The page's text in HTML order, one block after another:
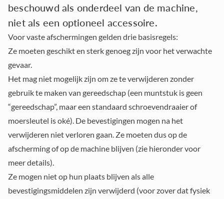
beschouwd als onderdeel van de machine,
niet als een optioneel accessoire.
Voor vaste afschermingen gelden drie basisregels:
Ze moeten geschikten sterk genoeg zijn voor het verwachte
gevaar.
Het mag niet mogelijk zijn om ze te verwijderen zonder
gebruik te maken van gereedschap (een muntstuk is geen
“gereedschap”, maar een standaard schroevendraaier of
moersleutel is oké). De bevestigingen mogen na het
verwijderen niet verloren gaan. Ze moeten dus op de
afscherming of op de machine blijven (zie hieronder voor
meer details).
Ze mogen nietop hun plaats blijven als alle
bevestigingsmiddelen zijn verwijderd (voor zover dat fysiek